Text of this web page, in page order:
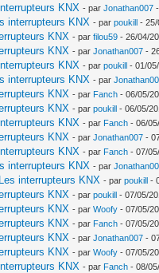
KNX - parJonathan007
interrupteurs KNX - parpoukill - 25/
KNX - parfilou59 - 26/04/
KNX - parJonathan007 -
KNX - parpoukill - 01/
interrupteurs KNX - par
KNX - par Fanch - 06/05/
KNX - parpoukill - 06/05/
KNX - par Fanch - 06/
KNX - parJonathan007 -
KNX - par Fanch - 07/
interrupteurs KNX - par
interrupteurs KNX - parpoukill -
KNX - parpoukill - 07/05/
KNX - parWoofy - 07/05/
KNX - par Fanch - 07/05/
KNX - parJonathan007 -
KNX - parWoofy - 07/05/
KNX - par Fanch - 08/